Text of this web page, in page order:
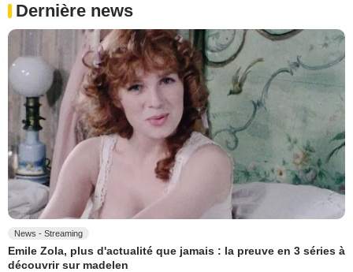
Dernière news
News - Streaming
Emile Zola, plus d'actualité que jamais : la preuve en 3 séries à
découvrir sur madelen